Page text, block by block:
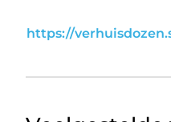
https://